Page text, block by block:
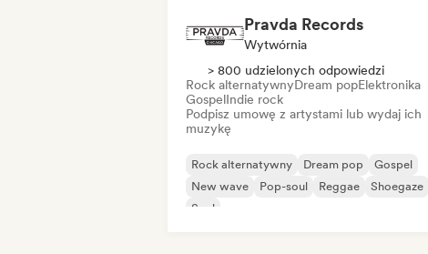
Pravda Records
Wytwórnia
> 800 udzielonych odpowiedzi
Rock alternatywnyDream popElektronika
GospelIndie rock
Podpisz umowę z artystami lub wydaj ich
muzykę
Rock alternatywny Dream pop
Gospel
New wave
Pop-soul Reggae
Shoegaze
Soul